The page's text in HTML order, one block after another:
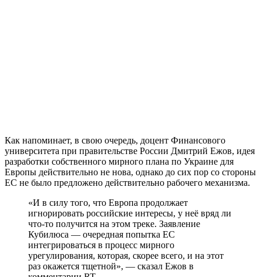
Как напоминает, в свою очередь, доцент Финансового
университета при правительстве России Дмитрий Ежов, идея
разработки собственного мирного плана по Украине для
Европы действительно не нова, однако до сих пор со стороны
ЕС не было предложено действительно рабочего механизма.
«И в силу того, что Европа продолжает
игнорировать российские интересы, у неё вряд ли
что-то получится на этом треке. Заявление
Кубилюса — очередная попытка ЕС
интегрироваться в процесс мирного
урегулирования, которая, скорее всего, и на этот
раз окажется тщетной», — сказал Ежов в